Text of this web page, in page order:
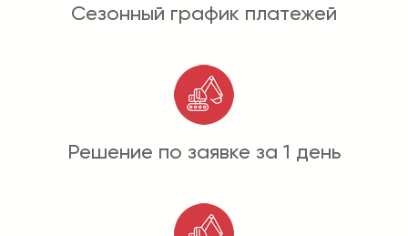
Сезонный график платежей
Решение по заявке за 1 день